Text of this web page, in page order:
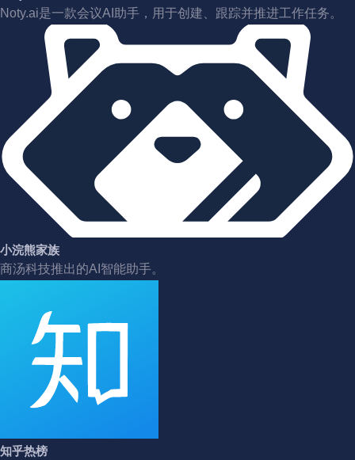
Noty.ai是一款会议AI助手，用于创建、跟踪并推进工作任务。
小浣熊家族
商汤科技推出的AI智能助手。
知乎热榜